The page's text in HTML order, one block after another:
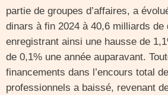
partie de groupes d’affaires, a
dinars à fin 2024 à 40,6 milliards de
enregistrant ainsi une hausse de
de 0,1% une année auparavant.
financements dans l’encours total
professionnels a baissé, revenant